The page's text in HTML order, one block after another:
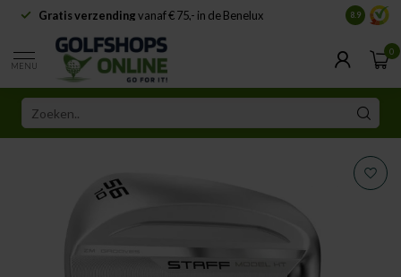
Gratis verzendingvanaf € 75,- in de Benelux 8.9
MENU
0